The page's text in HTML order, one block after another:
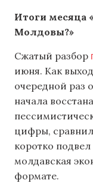
Итоги месяца
Молдовы?»
Сжатый разбор
июня. Как
очередной раз
начала
цифры,
коротко подвел
молдавская
формате.